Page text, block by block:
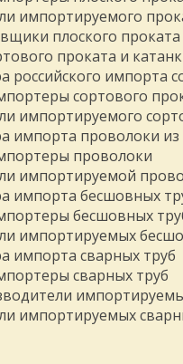
импортируемого
плоского
проката и
импорта
сортового
импортируемого
импорта проволоки
проволоки
импортируемой
импорта бесшовных
бесшовных
импортируемых
импорта сварных труб
сварных труб
импортируемых